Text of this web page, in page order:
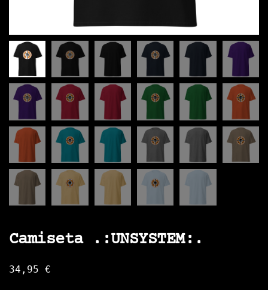
Camiseta .:UNSYSTEM:.
34,95 €